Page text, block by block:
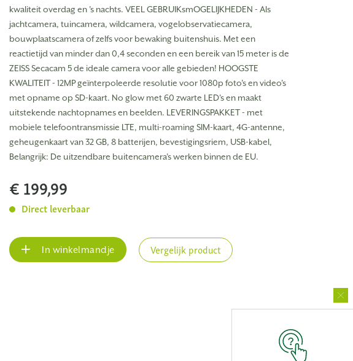
kwaliteit overdag en 's nachts. VEEL GEBRUIKsmOGELIJKHEDEN - Als
jachtcamera, tuincamera, wildcamera, vogelobservatiecamera,
bouwplaatscamera of zelfs voor bewaking buitenshuis. Met een
reactietijd van minder dan 0,4 seconden en een bereik van 15 meter is de
ZEISS Secacam 5 de ideale camera voor alle gebieden! HOOGSTE
KWALITEIT - 12MP geïnterpoleerde resolutie voor 1080p foto's en video's
met opname op SD-kaart. No glow met 60 zwarte LED's en maakt
uitstekende nachtopnames en beelden. LEVERINGSPAKKET - met
mobiele telefoontransmissie LTE, multi-roaming SIM-kaart, 4G-antenne,
geheugenkaart van 32 GB, 8 batterijen, bevestigingsriem, USB-kabel,
Belangrijk: De uitzendbare buitencamera's werken binnen de EU.
€ 199,99
Direct leverbaar
In winkelmandje Vergelijk product